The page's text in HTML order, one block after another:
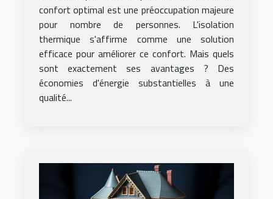
confort optimal est une préoccupation majeure
pour nombre de personnes. L'isolation
thermique s'affirme comme une solution
efficace pour améliorer ce confort. Mais quels
sont exactement ses avantages ? Des
économies d'énergie substantielles à une
qualité...